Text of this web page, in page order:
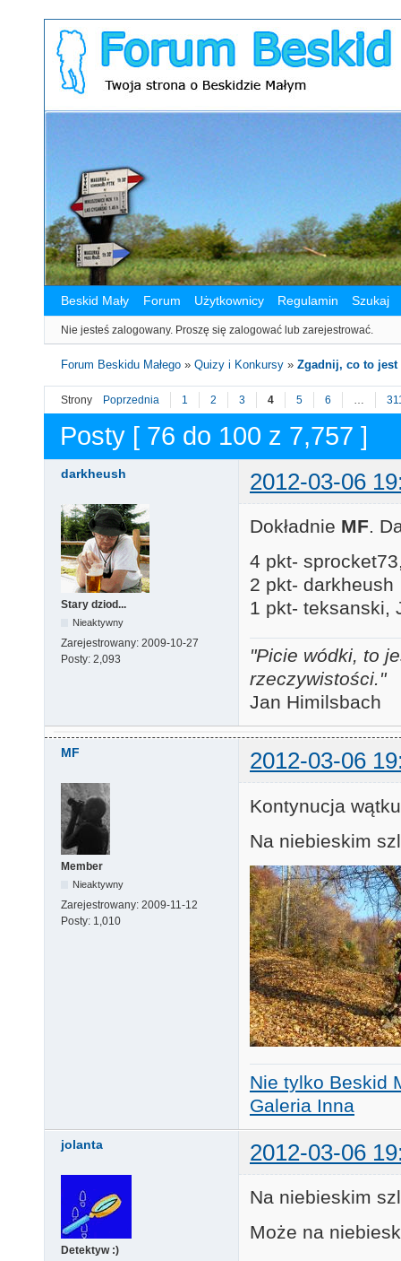
Beskid Mały Forum Użytkownicy Regulamin Szukaj
Nie jesteś zalogowany. Proszę się zalogować lub zarejestrować.
Forum Beskidu Małego »Quizy i Konkursy »Zgadnij, co to
Strony Poprzednia 1 2 3 4 5 6
Posty [ 76 do 100 z 7,757 ]
darkheush 2012-03-06
Stary dziod...
Nieaktywny
Zarejestrowany: 2009-10-27
Posty: 2,093
Dokładnie MF.
4 pkt-
2 pkt- darkheush
1 pkt- teksanski,
"Picie wódki, to
rzeczywistości."
Jan Himilsbach
MF 2012-03-06
Member
Nieaktywny
Zarejestrowany: 2009-11-12
Posty: 1,010
Kontynucja
Na niebieskim
Nie tylko Beskid
Galeria Inna
jolanta 2012-03-06
Detektyw :)
Na niebieskim
Może na